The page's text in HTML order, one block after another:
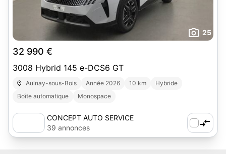
25
32 990 €
3008 Hybrid 145 e-DCS6 GT
Aulnay-sous-Bois Année 2026 10 km
Hybride
Boîte automatique
Monospace
CONCEPT AUTO SERVICE
39 annonces